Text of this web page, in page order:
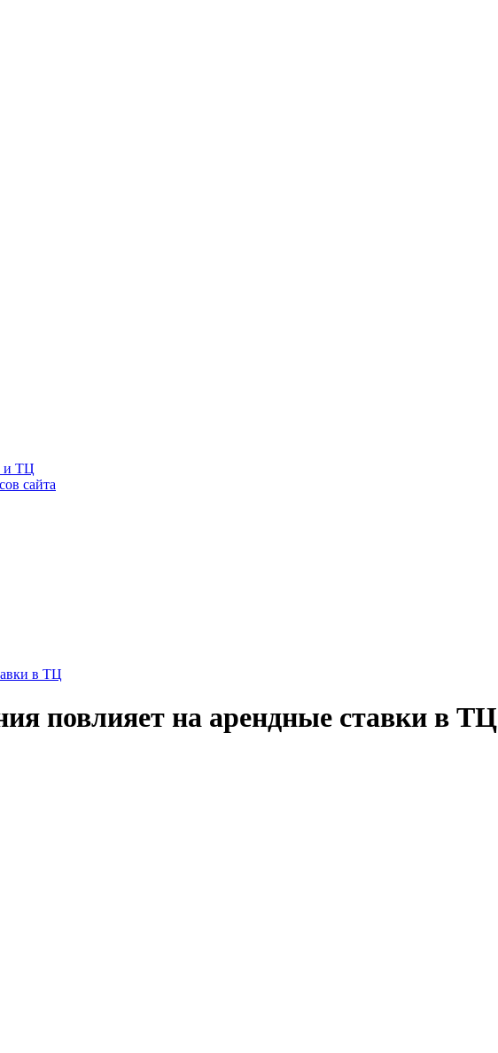
и ТЦ
сайта
в ТЦ
повлияет на арендные ставки в ТЦ